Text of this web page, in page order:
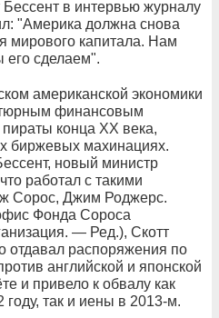
в интервью журналу
"Америка должна снова
мирового капитала. Нам
сделаем".
американской экономики
финансовым
конца XX века,
биржевых махинациях.
новый министр
работал с такими
Сорос, Джим Роджерс.
Фонда Сороса
— Ред.), Скотт
отдавал распоряжения по
английской и японской
и привело к обвалу как
году, так и иены в 2013-м.